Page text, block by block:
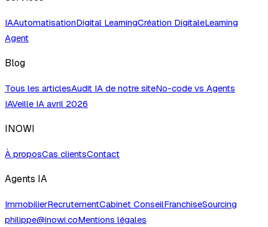
IAAutomatisationDigital LearningCréation DigitaleLearning
Agent
Blog
Tous les articlesAudit IA de notre siteNo-code vs Agents
IAVeille IA avril 2026
INOWI
À proposCas clientsContact
Agents IA
ImmobilierRecrutementCabinet ConseilFranchiseSourcing
philippe@inowi.coMentions légales